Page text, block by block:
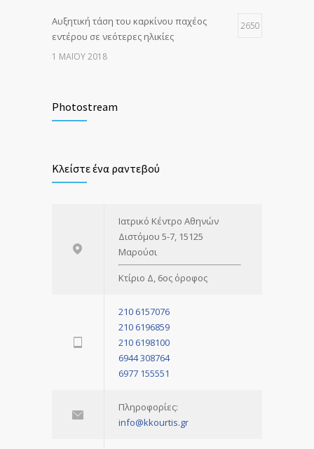
Αυξητική τάση του καρκίνου παχέος
εντέρου σε νεότερες ηλικίες
2650
1 ΜΑΪ́ΟΥ 2018
σύγχρονες λύσεις
μίας έγκαιρης διάγνωσης
Photostream
Κλείστε ένα ραντεβού
Ιατρικό Κέντρο Αθηνών
Διστόμου 5-7, 15125
Μαρούσι
Κτίριο Δ, 6ος όροφος
210 6157076
210 6196859
210 6198100
6944 308764
6977 155551
Πληροφορίες:
info@kkourtis.gr